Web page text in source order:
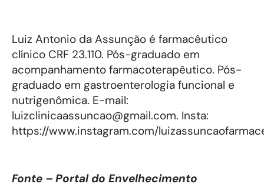
Luiz Antonio da Assunção é farmacêutico
clínico CRF 23.110. Pós-graduado em
acompanhamento farmacoterapêutico. Pós-
graduado em gastroenterologia funcional e
nutrigenômica. E-mail:
luizclinicaassuncao@gmail.com. Insta:
https://www.instagram.com/
Fonte – Portal do Envelhecimento